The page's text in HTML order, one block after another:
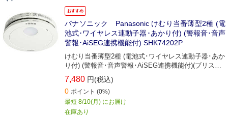
おすすめ
パナソニック Panasonic けむり当番薄型2種 (電
池式･ワイヤレス連動子器･あかり付) (警報音･音声
警報･AiSEG連携機能付) SHK74202P
けむり当番薄型2種 (電池式･ワイヤレス連動子器･あか
り付) (警報音･音声警報･AiSEG連携機能付)(ブリスタ
パック)
7,480 円(税込)
0 ポイント (0%)
最短 8/10(月) にお届け
在庫あり